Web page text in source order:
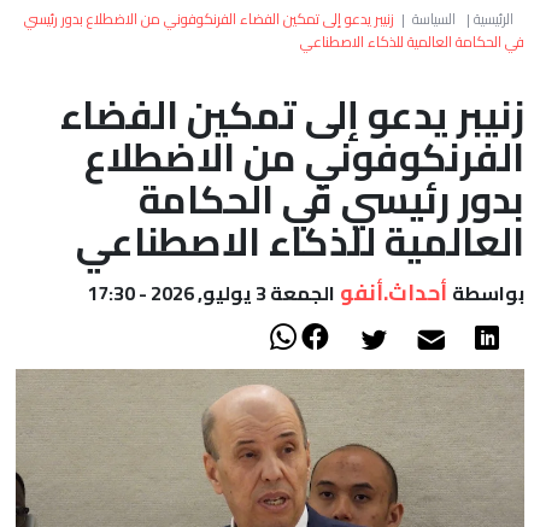
العالم
الصحراء
الرئيسية| السياسة | زنيبر يدعو إلى تمكين الفضاء الفرنكوفوني من الاضطلاع بدور رئيسي
في الحكامة العالمية للذكاء الاصطناعي
زنيبر يدعو إلى تمكين الفضاء
الفرنكوفوني من الاضطلاع
بدور رئيسي في الحكامة
العالمية للذكاء الاصطناعي
بواسطة أحداث.أنفو الجمعة 3 يوليو, 2026 - 17:30